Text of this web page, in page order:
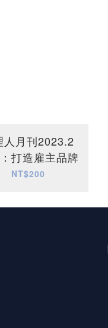
人月刊2023.2
打造雇主品牌
NT$200